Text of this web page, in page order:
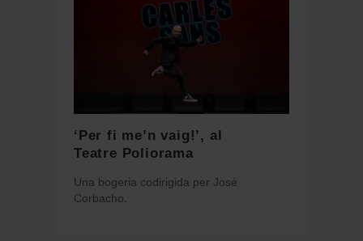
‘Per fi me’n vaig!’, al
Teatre Poliorama
Una bogeria codirigida per José
Corbacho.